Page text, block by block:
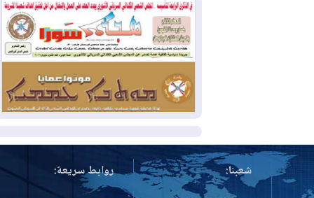
2026-08-02
مشروع "حسابي" يُمهل
الموظفين حتى نهاية أغسطس لاستلام
بطاقاتهم المصرفية
2026-08-02دمشق وعمّان تحذران بغداد:
أي هجوم من أراضي العراق سيواجه برد
المزيد
شعبنا: روابط سريعة: